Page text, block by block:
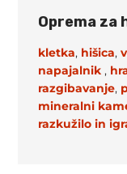
Oprema za
kletka, hišica,
napajalnik ,
razgibavanje,
mineralni
razkužilo in